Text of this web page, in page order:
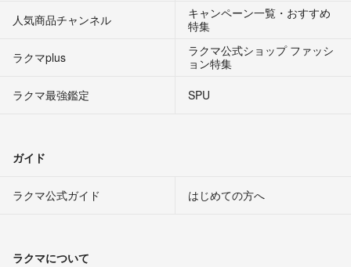
人気商品チャンネル
キャンペーン一覧・おすすめ
特集
ラクマplus
ラクマ公式ショップ ファッシ
ョン特集
ラクマ最強鑑定
SPU
ガイド
ラクマ公式ガイド はじめての方へ
ラクマについて